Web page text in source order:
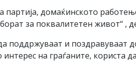
партија, домаќинското
за поквалитетен живот“ ,
и поздравуваат
на граѓаните, користа